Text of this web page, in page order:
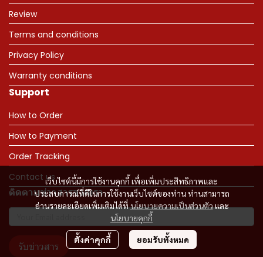
เว็บไซต์นี้มีการใช้งานคุกกี้ เพื่อเพิ่มประสิทธิภาพและ
ประสบการณ์ที่ดีในการใช้งานเว็บไซต์ของท่าน ท่านสามารถ
อ่านรายละเอียดเพิ่มเติมได้ที่นโยบายความเป็นส่วนตัวและ
นโยบายคุกกี้
ตั้งค่าคุกกี้ ยอมรับทั้งหมด
Review
Terms and conditions
Privacy Policy
Warranty conditions
Support
How to Order
How to Payment
Order Tracking
Contact us
ติดตามข่าวสารจากเรา
รับข่าวสาร